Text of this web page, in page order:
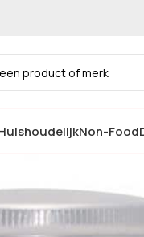
Gratis
Non-Food